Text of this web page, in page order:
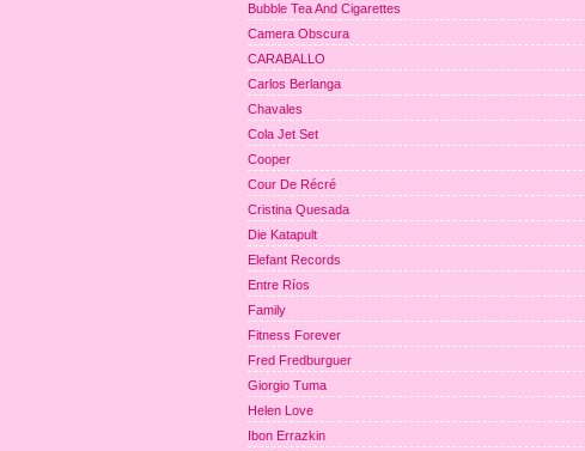
Bubble Tea And Cigarettes
Camera Obscura
CARABALLO
Carlos Berlanga
Chavales
Cola Jet Set
Cooper
Cour De Récré
Cristina Quesada
Die Katapult
Elefant Records
Entre Ríos
Family
Fitness Forever
Fred Fredburguer
Giorgio Tuma
Helen Love
Ibon Errazkin